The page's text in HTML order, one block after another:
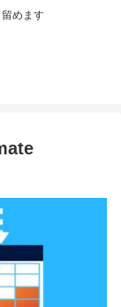
めます